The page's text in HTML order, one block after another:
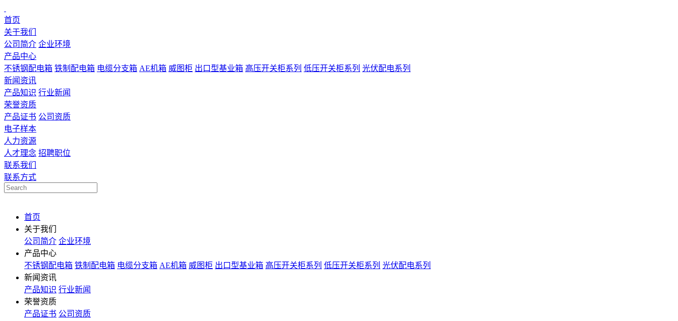
首页
关于我们
公司简介 企业环境
产品中心
不锈钢配电箱 铁制配电箱 电缆分支箱 AE机箱 威图柜 出口型基业箱 高压开关柜系列 低压开关柜系列 光伏配电系列
新闻资讯
产品知识 行业新闻
荣誉资质
产品证书 公司资质
电子样本
人力资源
人才理念 招聘职位
联系我们
联系方式
首页
关于我们
公司简介 企业环境
产品中心
不锈钢配电箱 铁制配电箱 电缆分支箱 AE机箱 威图柜 出口型基业箱 高压开关柜系列 低压开关柜系列 光伏配电系列
新闻资讯
产品知识 行业新闻
荣誉资质
产品证书 公司资质